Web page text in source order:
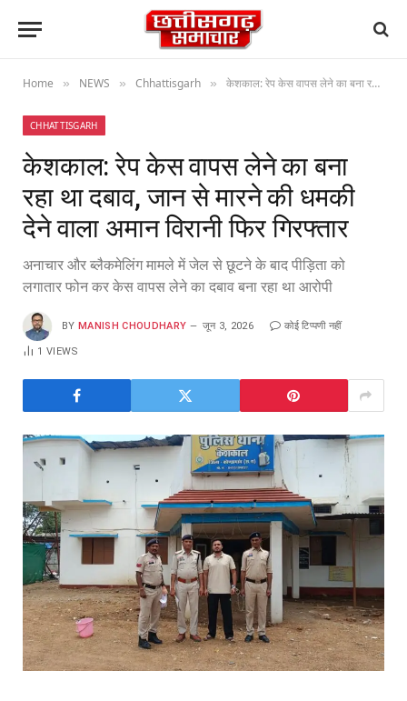
Home » NEWS » Chhattisgarh » केशकाल: रेप केस वापस लेने का बना रहा था दबाव, जान से मारने की धमकी देने वाला अमान विरानी फिर गिरफ्तार
CHHATTISGARH
केशकाल: रेप केस वापस लेने का बना
रहा था दबाव, जान से मारने की धमकी
देने वाला अमान विरानी फिर गिरफ्तार
अनाचार और ब्लैकमेलिंग मामले में जेल से छूटने के बाद पीड़िता को
लगातार फोन कर केस वापस लेने का दबाव बना रहा था आरोपी
BY MANISH CHOUDHARY जून 3, 2026 कोई टिप्पणी नहीं
1VIEWS